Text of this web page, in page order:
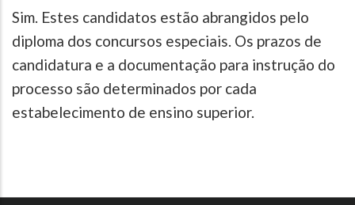
Sim. Estes candidatos estão abrangidos pelo
diploma dos concursos especiais. Os prazos de
candidatura e a documentação para instrução do
processo são determinados por cada
estabelecimento de ensino superior.